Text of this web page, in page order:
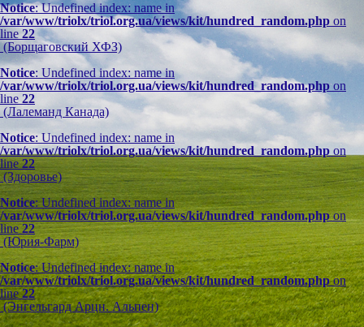
Notice: Undefined index: name in
/var/www/triolx/triol.org.ua/views/kit/hundred_random.php on
line 22
(Борщаговский ХФЗ)
Notice: Undefined index: name in
/var/www/triolx/triol.org.ua/views/kit/hundred_random.phpon
line 22
(Лалеманд Канада)
Notice: Undefined index: name in
/var/www/triolx/triol.org.ua/views/kit/hundred_random.php on
line22
(Здоровье)
Notice: Undefined index: name in
/var/www/triolx/triol.org.ua/views/kit/hundred_random.phpon
line22
(Юрия-Фарм)
Notice: Undefined index: name in
/var/www/triolx/triol.org.ua/views/kit/hundred_random.phpon
line22
(Энгельгард Арцн. Альпен)